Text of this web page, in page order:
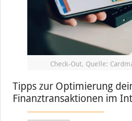
Check-Out, Quelle:
Tipps zur Optimierung
Finanztransaktionen im